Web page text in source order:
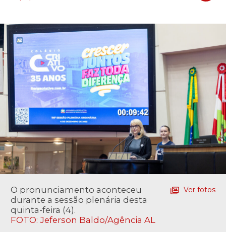
O pronunciamento aconteceu
durante a sessão plenária desta
quinta-feira (4).
FOTO: Jeferson Baldo/Agência AL
Ver fotos